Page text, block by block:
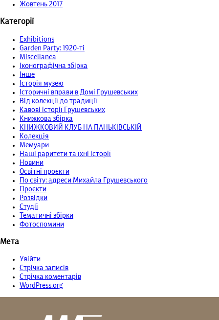
Жовтень 2017
Категорії
Exhibitions
Garden Party: 1920-ті
Miscellanea
Іконографічна збірка
Інше
Історія музею
Історичні вправи в Домі Грушевських
Від колекції до традиції
Кавові історії Грушевських
Книжкова збірка
КНИЖКОВИЙ КЛУБ НА ПАНЬКІВСЬКІЙ
Колекція
Мемуари
Наші раритети та їхні історії
Новини
Освітні проєкти
По світу: адреси Михайла Грушевського
Проєкти
Розвідки
Студії
Тематичні збірки
Фотоспомини
Мета
Увійти
Стрічка записів
Стрічка коментарів
WordPress.org